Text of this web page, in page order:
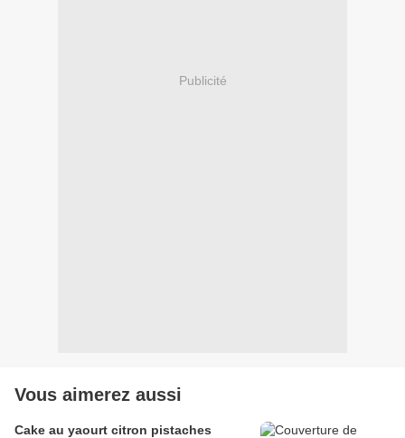
Publicité
Vous aimerez aussi
Cake au yaourt citron pistaches